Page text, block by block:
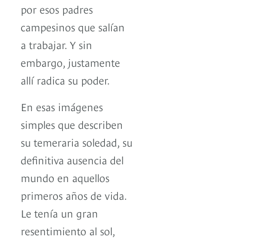
por esos padres
campesinos que salían
a trabajar. Y sin
embargo, justamente
allí radica su poder.
En esas imágenes
simples que describen
su temeraria soledad, su
definitiva ausencia del
mundo en aquellos
primeros años de vida.
Le tenía un gran
resentimiento al sol,